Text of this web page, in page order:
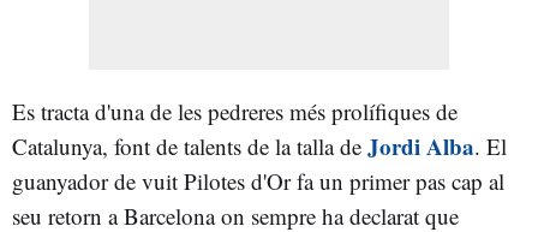
Es tracta d'una de les pedreres més prolífiques de
Catalunya, font de talents de la talla de Jordi Alba. El
guanyador de vuit Pilotes d'Or fa un primer pas cap al
seu retorn a Barcelona on sempre ha declarat que